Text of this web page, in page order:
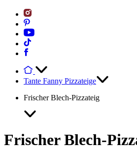
Tante Fanny Pizzateige
Frischer Blech-Pizzateig
Frischer Blech-